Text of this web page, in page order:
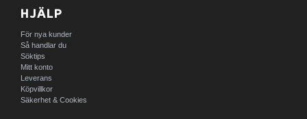
HJÄLP
För nya kunder
Så handlar du
Söktips
Mitt konto
Leverans
Köpvillkor
Säkerhet & Cookies